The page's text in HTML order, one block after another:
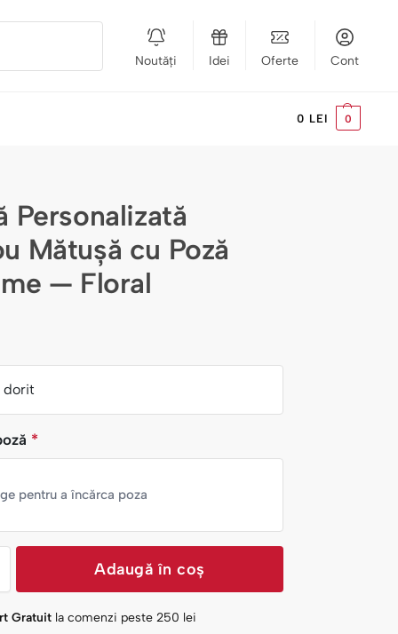
Noutăți Idei Oferte Cont
0 LEI 0
Personalizată
Mătușă cu Poză
— Floral
dorit
*
pentru a încărca poza
Adaugă în coș
Gratuit la comenzi peste250 lei